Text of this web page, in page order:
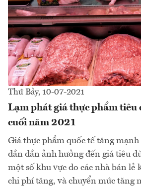
Thứ Bảy, 10-07-2021
Lạm phát giá thực phẩm tiêu
cuối năm 2021
Giá thực phẩm quốc tế tăng mạnh
dần dần ảnh hưởng đến giá tiêu
một số khu vực do các nhà bán lẻ
chi phí tăng, và chuyển mức tăng